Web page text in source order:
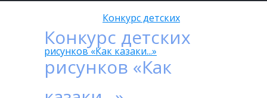
Конкурс детских
рисунков «Как казаки...»
Конкурс детских
рисунков «Как